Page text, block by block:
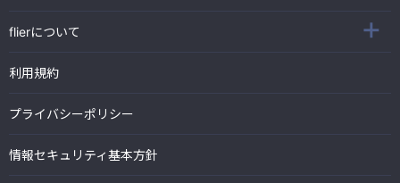
flierについて
利用規約
プライバシーポリシー
情報セキュリティ基本方針